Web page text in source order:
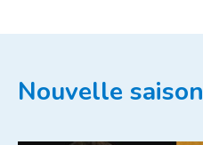
Nouvelle saison